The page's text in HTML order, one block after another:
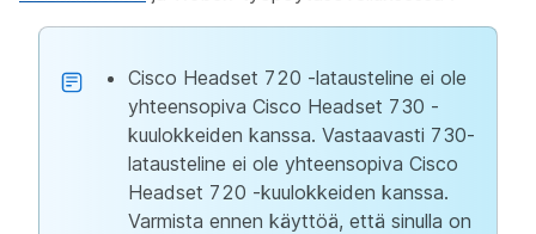
Cisco Headset 720 -latausteline ei ole
yhteensopiva Cisco Headset 730 -
kuulokkeiden kanssa. Vastaavasti 730-
latausteline ei ole yhteensopiva Cisco
Headset 720 -kuulokkeiden kanssa.
Varmista ennen käyttöä, että sinulla on